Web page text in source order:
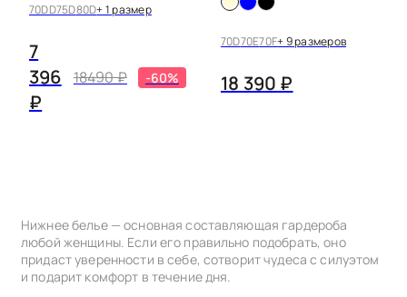
70DD75D80D+ 1 размер
7
396
₽
18490 ₽ -60%
70D70E70F+ 9 размеров
18 390 ₽
Нижнее белье — основная составляющая гардероба
любой женщины. Если его правильно подобрать, оно
придаст уверенности в себе, сотворит чудеса с силуэтом
и подарит комфорт в течение дня.